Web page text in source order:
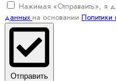
Нажимая «Отправаить», я
данных на основании Политики
Отправить